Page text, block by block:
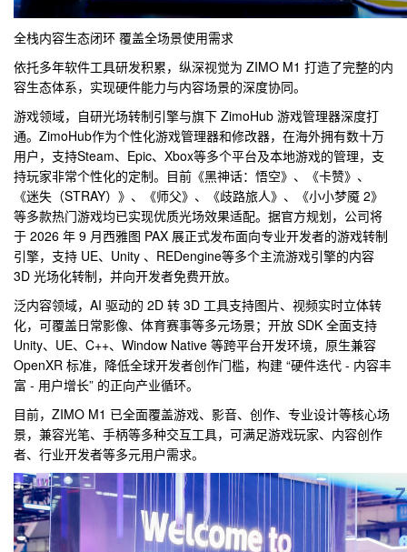
全栈内容生态闭环 覆盖全场景使用需求
依托多年软件工具研发积累，纵深视觉为 ZIMO M1 打造了完整的内
容生态体系，实现硬件能力与内容场景的深度协同。
游戏领域，自研光场转制引擎与旗下 ZimoHub 游戏管理器深度打
通。ZimoHub作为个性化游戏管理器和修改器，在海外拥有数十万
用户，支持Steam、Epic、Xbox等多个平台及本地游戏的管理，支
持玩家非常个性化的定制。目前《黑神话：悟空》、《卡赞》、
《迷失（STRAY）》、《师父》、《歧路旅人》、《小小梦魇 2》
等多款热门游戏均已实现优质光场效果适配。据官方规划，公司将
于 2026 年 9 月西雅图 PAX 展正式发布面向专业开发者的游戏转制
引擎，支持 UE、Unity 、REDengine等多个主流游戏引擎的内容
3D 光场化转制，并向开发者免费开放。
泛内容领域，AI 驱动的 2D 转 3D 工具支持图片、视频实时立体转
化，可覆盖日常影像、体育赛事等多元场景；开放 SDK 全面支持
Unity、UE、C++、Window Native 等跨平台开发环境，原生兼容
OpenXR 标准，降低全球开发者创作门槛，构建 “硬件迭代 - 内容丰
富 - 用户增长” 的正向产业循环。
目前，ZIMO M1 已全面覆盖游戏、影音、创作、专业设计等核心场
景，兼容光笔、手柄等多种交互工具，可满足游戏玩家、内容创作
者、行业开发者等多元用户需求。